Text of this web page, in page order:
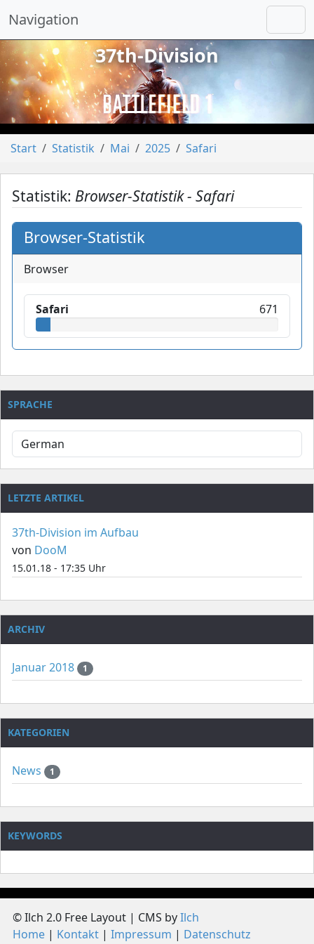
Navigation
vorheriges
37th-Division
Start Statistik Mai 2025 Safari
Statistik: Browser-Statistik - Safari
Browser-Statistik
Browser
Safari 671
SPRACHE
LETZTE ARTIKEL
37th-Division im Aufbau
von DooM
15.01.18 - 17:35 Uhr
ARCHIV
Januar 2018 1
KATEGORIEN
News 1
KEYWORDS
© Ilch 2.0 Free Layout | CMS byIlch
Home
Kontakt Impressum Datenschutz